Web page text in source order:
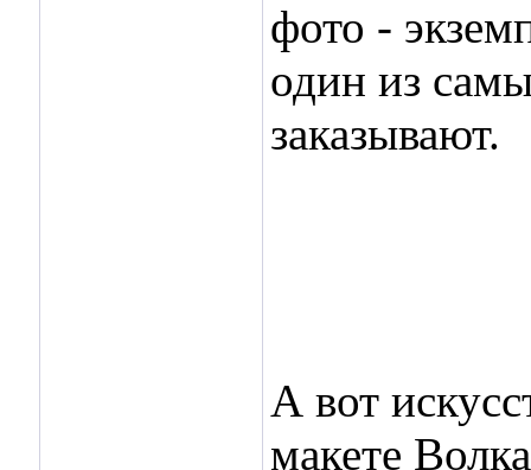
фото -
один из
заказывают.
А вот
макете